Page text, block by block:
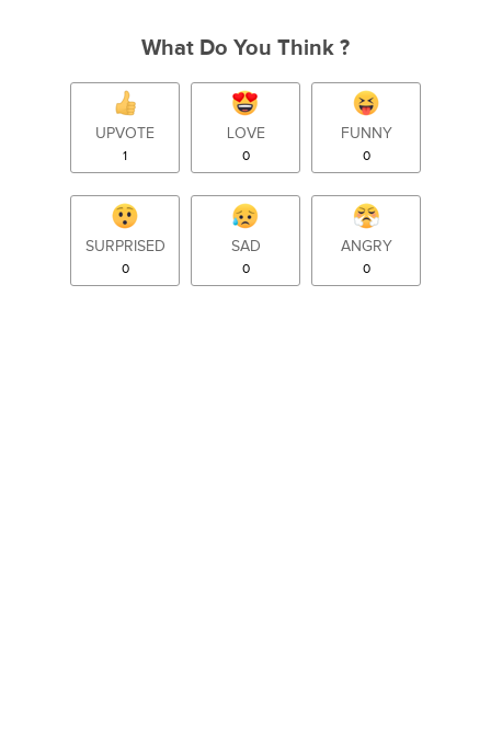
What Do You Think ?
UPVOTE
1
LOVE
0
FUNNY
0
SURPRISED
0
SAD
0
ANGRY
0